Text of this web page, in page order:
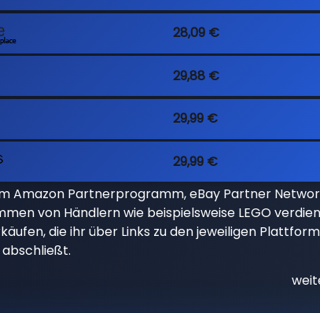
28,09 €
29,88 €
29,99 €
29,99 €
Amazon Partnerprogramm, eBay Partner
von Händlern wie beispielsweise LEGO
die ihr über Links zu den jeweiligen